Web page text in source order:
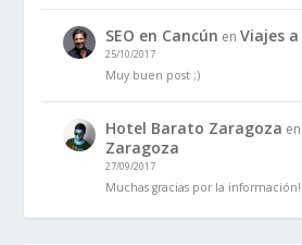
SEO en Cancún enViajes
25/10/2017
Muy buen post ;)
Hotel Barato Zaragoza en
Zaragoza
27/09/2017
Muchas gracias por la información!